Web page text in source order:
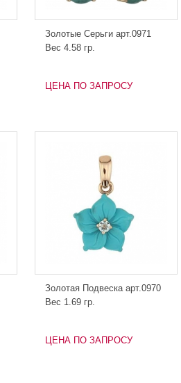
Золотые Серьги арт.0971
Вес 4.58 гр.
ЦЕНА ПО ЗАПРОСУ
Золотая Подвеска арт.0970
Вес 1.69 гр.
ЦЕНА ПО ЗАПРОСУ